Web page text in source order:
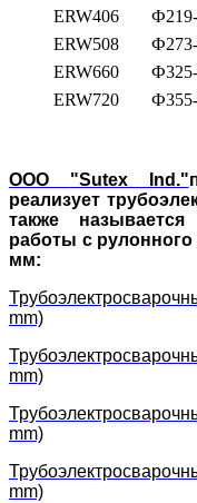
ERW406
ERW508
ERW660
ERW720
ООО "Sutex Ind."
реализует
также
работы с
мм:
mm)
mm)
mm)
mm)